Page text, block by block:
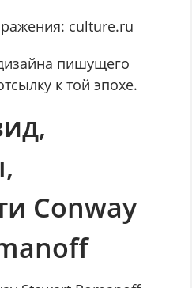
culture.ru
пишущего
к той эпохе.
Conway